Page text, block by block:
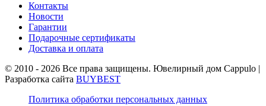
Контакты
Новости
Гарантии
Подарочные сертификаты
Доставка и оплата
© 2010 - 2026 Все права защищены. Ювелирный дом Cappulo |
Разработка сайта BUYBEST
Политика обработки персональных данных